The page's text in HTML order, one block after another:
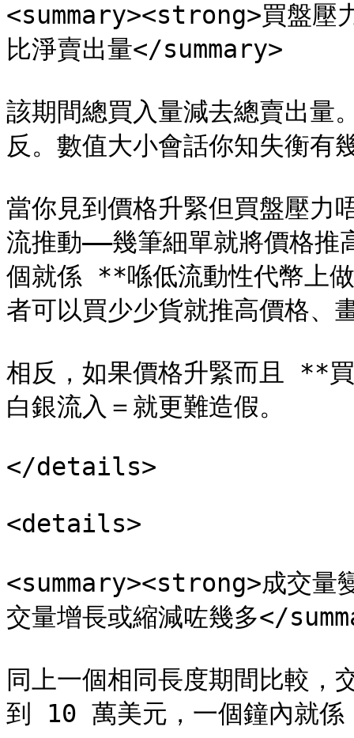
<summary><strong>買盤
比淨賣出量</summary>
該期間總買入量減去總賣出量
反。數值大小會話你知失衡有
當你見到價格升緊但買盤壓力
流推動——幾筆細單就將價格推
個就係 **喺低流動性代幣上
者可以買少少貨就推高價格、
相反，如果價格升緊而且 **
白銀流入＝就更難造假。
</details>
<details>
<summary><strong>成交
交量增長或縮減咗幾多</
同上一個相同長度期間比較
到 10 萬美元，一個鐘內就